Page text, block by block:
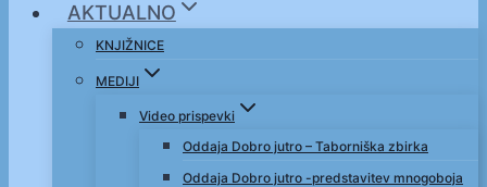
AKTUALNO
KNJIŽNICE
MEDIJI
Video prispevki
Oddaja Dobro jutro – Taborniška zbirka
Oddaja Dobro jutro -predstavitev mnogoboja